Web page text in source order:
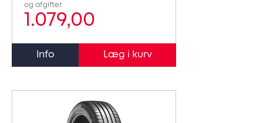
Udstødning
SDS
og afgifter
1.079,00
Info